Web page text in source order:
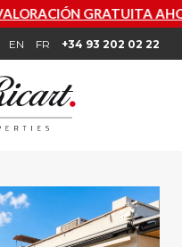
AHORA
EN FR +34 93 202 02 22